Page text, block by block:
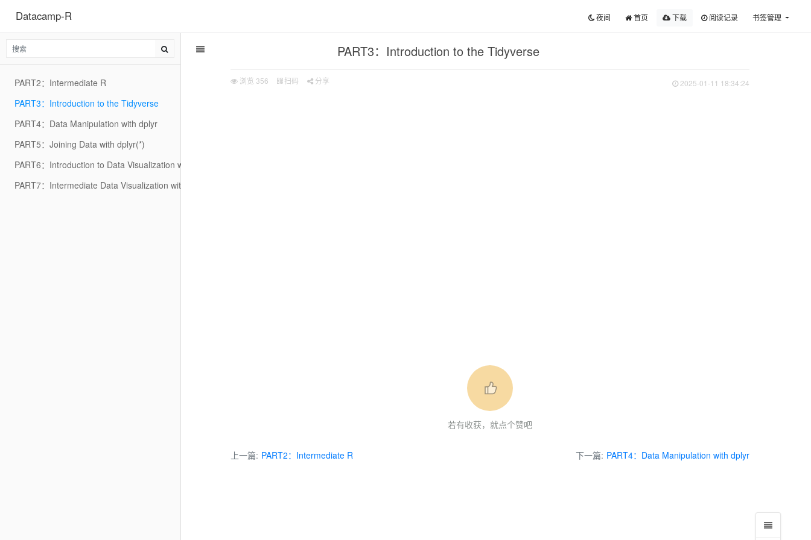
Datacamp-R 夜间 首页 下载 阅读记录 书签管理
PART3：Introduction to the Tidyverse
浏览 356 扫码 分享 2025-01-11 18:34:24
若有收获，就点个赞吧
上一篇: PART2：Intermediate R 下一篇: PART4：Data Manipulation with dplyr
PART2：Intermediate R
PART3：Introduction to the Tidyverse
PART4：Data Manipulation with dplyr
PART5：Joining Data with dplyr(*)
PART6：Introduction to Data Visualization with ggplot2
PART7：Intermediate Data Visualization with ggplot2